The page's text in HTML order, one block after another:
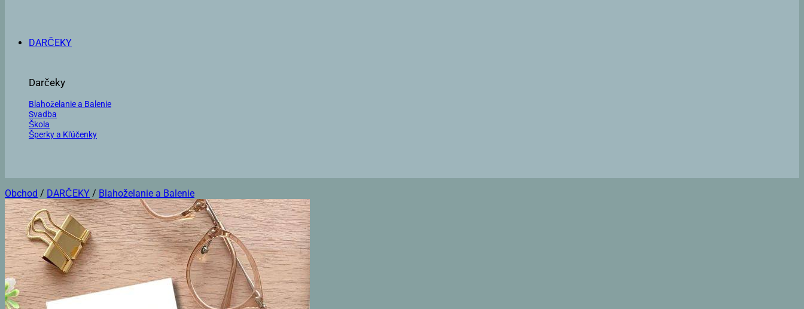
DARČEKY
Darčeky
Blahoželanie a Balenie
Svadba
Škola
Šperky a Kľúčenky
Obchod / DARČEKY / Blahoželanie a Balenie